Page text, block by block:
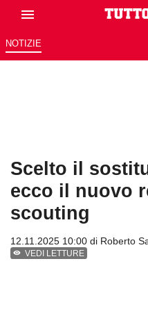
NOTIZIE
Scelto il
ecco il nuovo
scouting
12.11.2025 10:00 di Roberto
VEDI LETTURE